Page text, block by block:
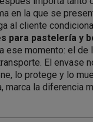
en la que se
al cliente
para pastelería y
ese momento: el de
El envase
lo protege y lo
marca la diferencia